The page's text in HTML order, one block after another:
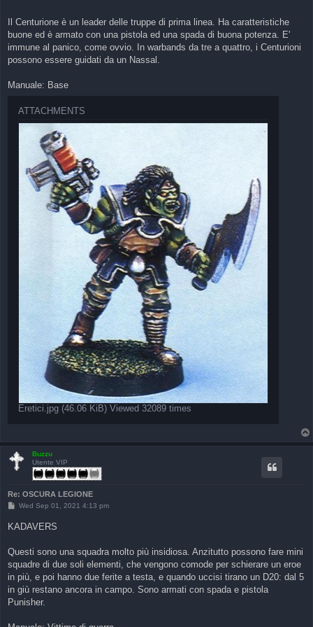
Il Centurione è un leader delle truppe di prima linea. Ha caratteristiche
buone ed è armato con una pistola ed una spada di buona potenza. E'
immune al panico, come ovvio. In warbands da tre a quattro, i Centurioni
possono essere guidati da un Nassal.
Manuale: Base
ATTACHMENTS
Eretici.jpg (46.06 KiB) Viewed 32089 times
Buzzu
Utente VIP
Re: OSCURA LEGIONE
P
s
t
Wed Sep 01, 2021 4:13 pm
KADAVERS
Questi sono una squadra molto più insidiosa. Anzitutto possono fare mini
squadre di due soli elementi, che vengono comode per schierare un eroe
in più, e poi hanno due ferite a testa, e quando uccisi tirano un D20: dal 5
in giù restano ancora in campo. Sono armati con spada e pistola
Punisher.